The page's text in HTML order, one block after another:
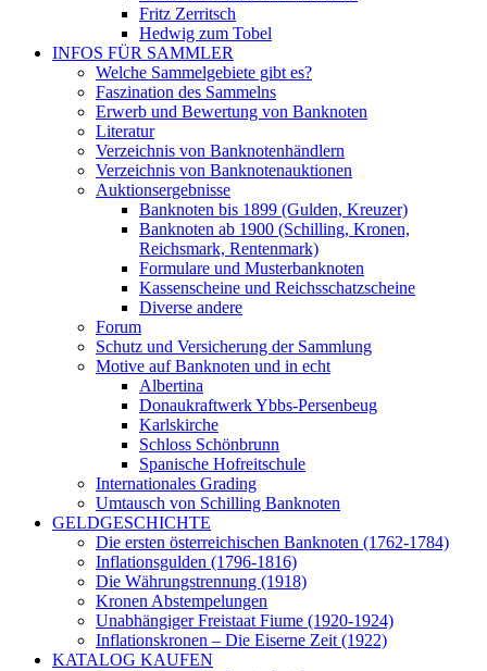
Fritz Zerritsch
Hedwig zum Tobel
INFOS FÜR SAMMLER
Welche Sammelgebiete gibt es?
Faszination des Sammelns
Erwerb und Bewertung von Banknoten
Literatur
Verzeichnis von Banknotenhändlern
Verzeichnis von Banknotenauktionen
Auktionsergebnisse
Banknoten bis 1899 (Gulden, Kreuzer)
Banknoten ab 1900 (Schilling, Kronen,
Reichsmark, Rentenmark)
Formulare und Musterbanknoten
Kassenscheine und Reichsschatzscheine
Diverse andere
Forum
Schutz und Versicherung der Sammlung
Motive auf Banknoten und in echt
Albertina
Donaukraftwerk Ybbs-Persenbeug
Karlskirche
Schloss Schönbrunn
Spanische Hofreitschule
Internationales Grading
Umtausch von Schilling Banknoten
GELDGESCHICHTE
Die ersten österreichischen Banknoten (1762-1784)
Inflationsgulden (1796-1816)
Die Währungstrennung (1918)
Kronen Abstempelungen
Unabhängiger Freistaat Fiume (1920-1924)
Inflationskronen – Die Eiserne Zeit (1922)
KATALOG KAUFEN